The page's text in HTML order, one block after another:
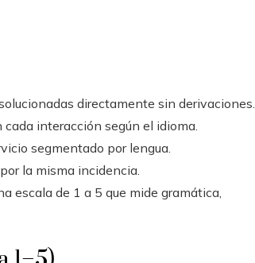
directamente sin derivaciones.
interacción según el idioma.
segmentado por lengua.
la misma incidencia.
escala de 1 a 5 que mide gramática,